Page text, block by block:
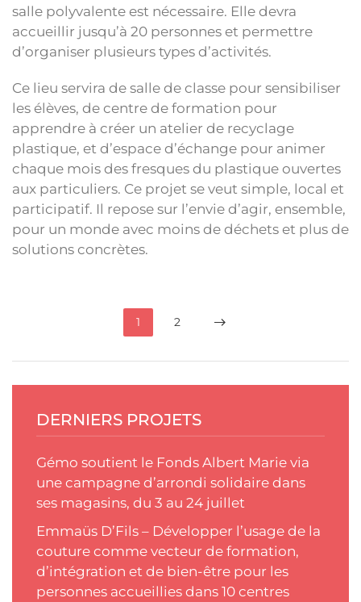
salle polyvalente est nécessaire. Elle devra
accueillir jusqu’à 20 personnes et permettre
d’organiser plusieurs types d’activités.
Ce lieu servira de salle de classe pour sensibiliser
les élèves, de centre de formation pour
apprendre à créer un atelier de recyclage
plastique, et d’espace d’échange pour animer
chaque mois des fresques du plastique ouvertes
aux particuliers. Ce projet se veut simple, local et
participatif. Il repose sur l’envie d’agir, ensemble,
pour un monde avec moins de déchets et plus de
solutions concrètes.
1 2
DERNIERS PROJETS
Gémo soutient le Fonds Albert Marie via
une campagne d’arrondi solidaire dans
ses magasins, du 3 au 24 juillet
Emmaüs D’Fils – Développer l’usage de la
couture comme vecteur de formation,
d’intégration et de bien-être pour les
personnes accueillies dans 10 centres